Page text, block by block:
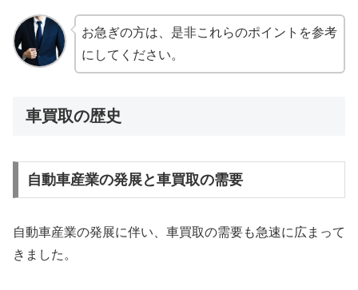
お急ぎの方は、是非これらのポイントを参考
にしてください。
車買取の歴史
自動車産業の発展と車買取の需要
自動車産業の発展に伴い、車買取の需要も急速に広まって
きました。